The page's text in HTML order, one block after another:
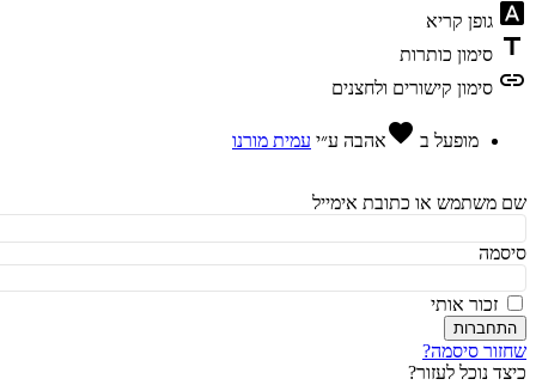
גופן קריא
סימון כותרות
סימון קישורים ולחצנים
מופעל בfavorite אהבהע״י עמית מורנו
או כתובת אימייל
זכור אותי
סיסמה?
נוכל לעזור?